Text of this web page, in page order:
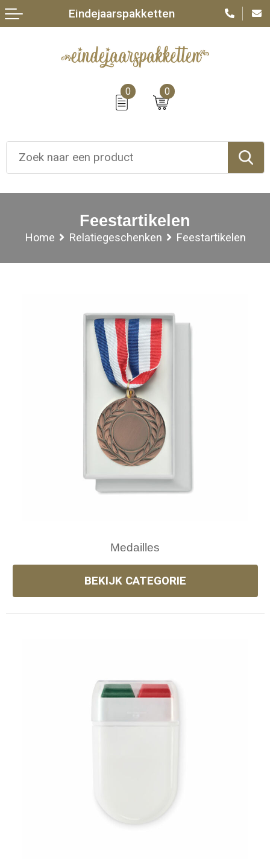
0 0
Eindejaarspakketten
Feestartikelen
Home Relatiegeschenken Feestartikelen
Medailles
BEKIJK CATEGORIE